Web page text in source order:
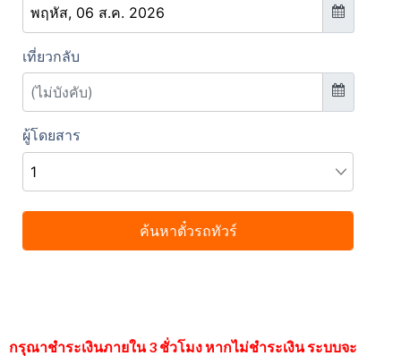
กรุณาชำระเงินภายใน 3 ชั่วโมง หากไม่ชำระเงิน ระบบจะ